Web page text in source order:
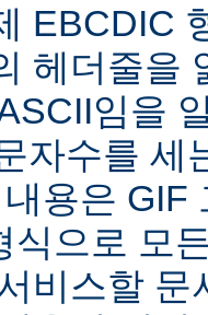
EBCDIC
헤더줄을
임을
자수를 세
용은 GIF
식으로 모
비스할 문